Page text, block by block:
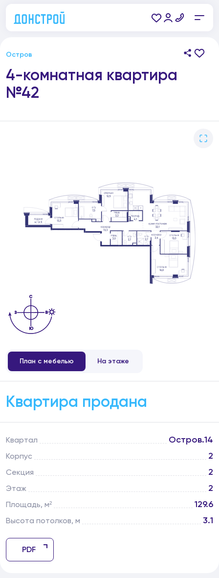
Остров
4-комнатная квартира
№42
План с мебелью На этаже
Квартал Остров.14
Корпус 2
Секция 2
Этаж 2
Площадь, м² 129.6
Высота потолков, м 3.1
PDF
Квартира продана